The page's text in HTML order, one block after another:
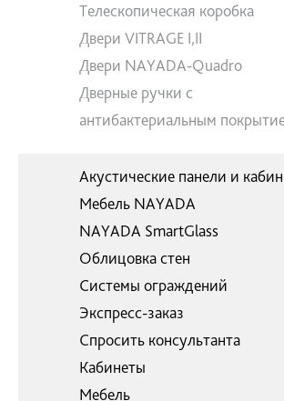
Телескопическая коробка
Двери VITRAGE I,II
Двери NAYADA-Quadro
Дверные ручки с
антибактериальным
Акустические панели и
Мебель NAYADA
NAYADA SmartGlass
Облицовка стен
Системы ограждений
Экспресс-заказ
Спросить консультанта
Кабинеты
Мебель